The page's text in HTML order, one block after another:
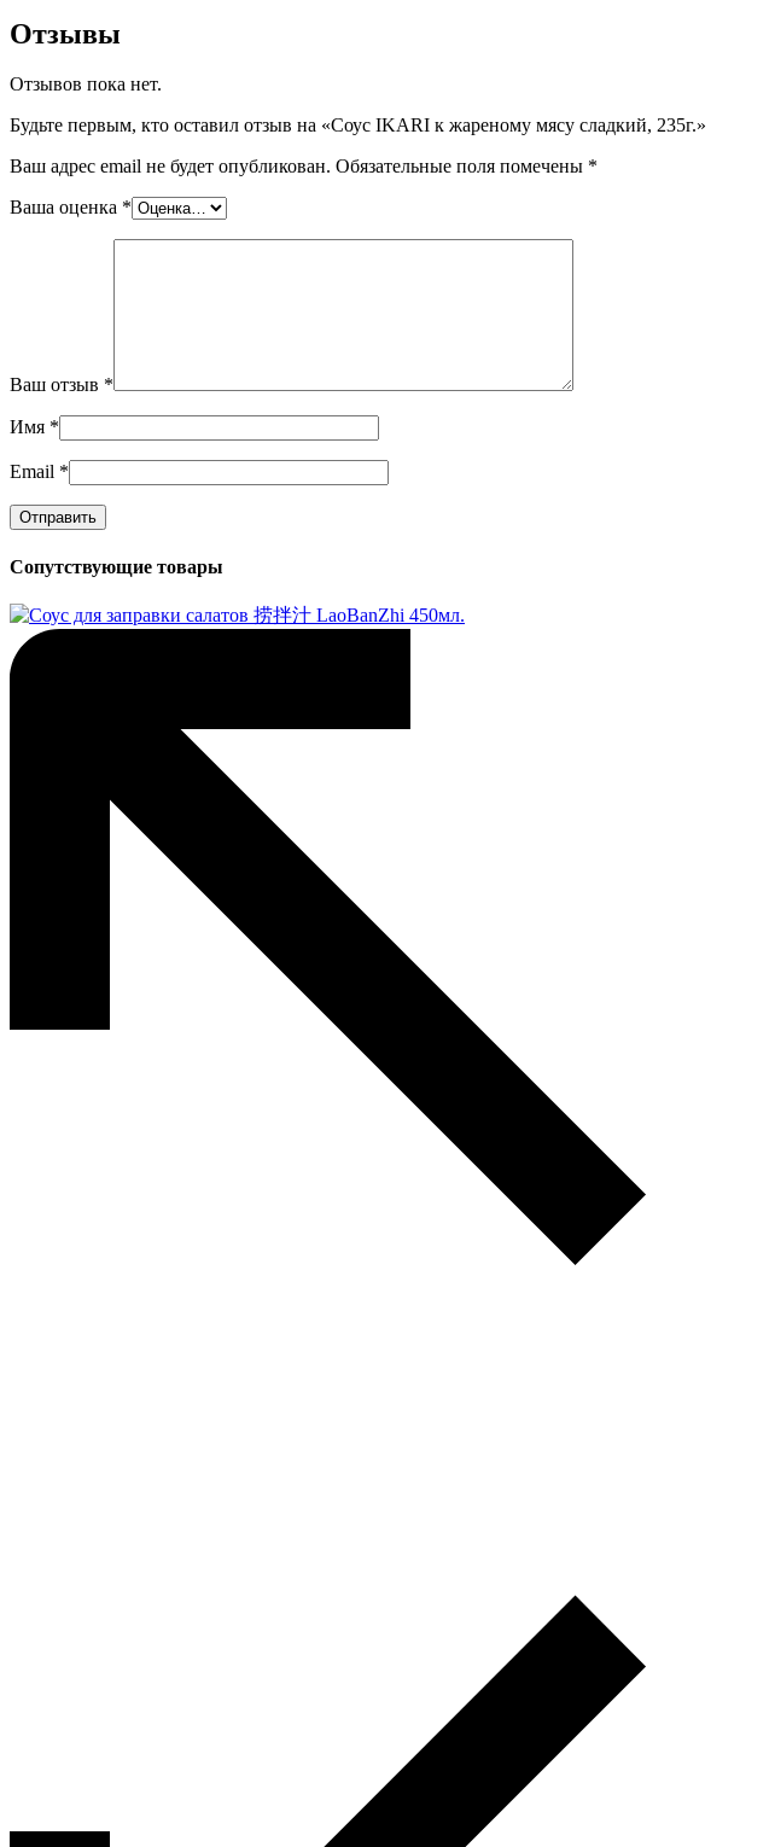
Отзывы
Отзывов пока нет.
Будьте первым, кто оставил отзыв на «Соус IKARI к жареному мясу сладкий, 235г.»
Ваш адрес email не будет опубликован. Обязательные поля помечены *
Ваша оценка *
Ваш отзыв *
Имя *
Email *
Сопутствующие товары